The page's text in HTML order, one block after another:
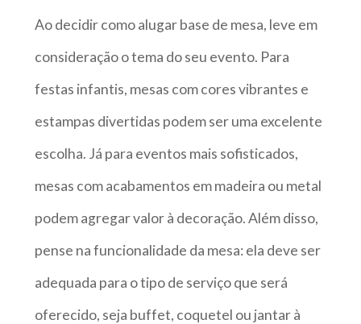
Ao decidir como alugar base de mesa, leve em
consideração o tema do seu evento. Para
festas infantis, mesas com cores vibrantes e
estampas divertidas podem ser uma excelente
escolha. Já para eventos mais sofisticados,
mesas com acabamentos em madeira ou metal
podem agregar valor à decoração. Além disso,
pense na funcionalidade da mesa: ela deve ser
adequada para o tipo de serviço que será
oferecido, seja buffet, coquetel ou jantar à